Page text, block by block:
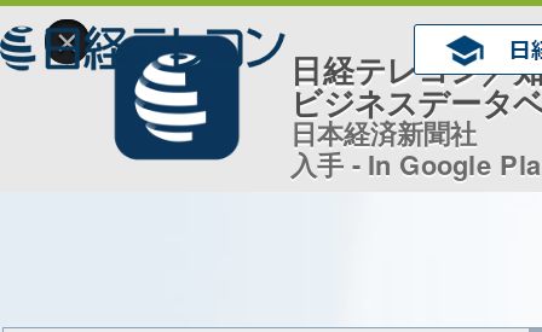
×
日経テレコン／
ビジネスデータ
日本経済新聞社
入手 - In Google